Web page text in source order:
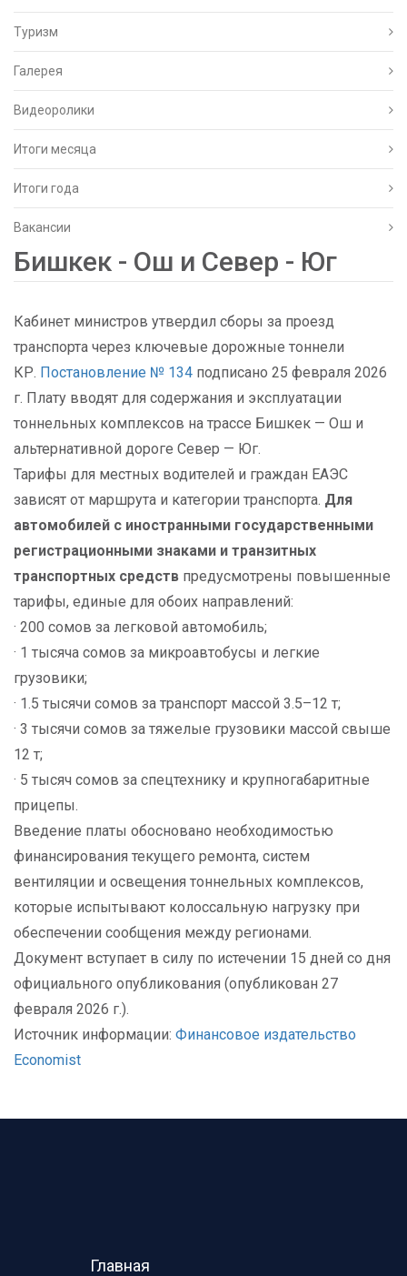
Туризм
Галерея
Видеоролики
Итоги месяца
Итоги года
Вакансии
Бишкек - Ош и Север - Юг
Кабинет министров утвердил сборы за проезд
транспорта через ключевые дорожные тоннели
КР. Постановление № 134 подписано 25 февраля 2026
г. Плату вводят для содержания и эксплуатации
тоннельных комплексов на трассе Бишкек — Ош и
альтернативной дороге Север — Юг.
Тарифы для местных водителей и граждан ЕАЭС
зависят от маршрута и категории транспорта. Для
автомобилей с иностранными государственными
регистрационными знаками и транзитных
транспортных средств предусмотрены повышенные
тарифы, единые для обоих направлений:
· 200 сомов за легковой автомобиль;
· 1 тысяча сомов за микроавтобусы и легкие
грузовики;
· 1.5 тысячи сомов за транспорт массой 3.5–12 т;
· 3 тысячи сомов за тяжелые грузовики массой свыше
12 т;
· 5 тысяч сомов за спецтехнику и крупногабаритные
прицепы.
Введение платы обосновано необходимостью
финансирования текущего ремонта, систем
вентиляции и освещения тоннельных комплексов,
которые испытывают колоссальную нагрузку при
обеспечении сообщения между регионами.
Документ вступает в силу по истечении 15 дней со дня
официального опубликования (опубликован 27
февраля 2026 г.).
Источник информации: Финансовое издательство
Economist
Главная